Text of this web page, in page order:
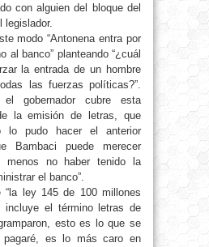
con alguien del bloque del
legislador.
modo “Antonena entra por
al banco” planteando “¿cuál
la entrada de un hombre
las fuerzas políticas?”.
gobernador cubre esta
la emisión de letras, que
lo pudo hacer el anterior
Bambaci puede merecer
menos no haber tenido la
el banco”.
“la ley 145 de 100 millones
incluye el término letras de
esto es lo que se
pagaré, es lo más caro en